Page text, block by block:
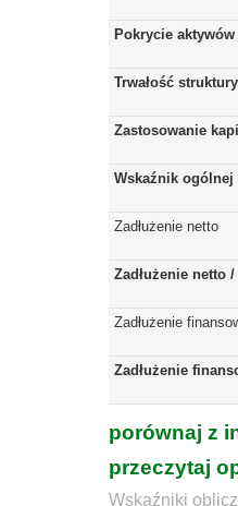
Pokrycie aktywów
Trwałość
Zastosowanie
Wskaźnik
Zadłużenie netto
Zadłużenie netto
Zadłużenie
Zadłużenie
porównaj z
przeczytaj
Wskaźniki